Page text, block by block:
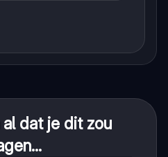
dat je dit zou